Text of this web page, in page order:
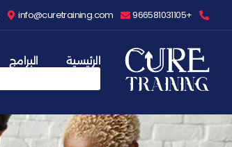
+966581031105
info@curetraining.com
الرئيسية البرامج